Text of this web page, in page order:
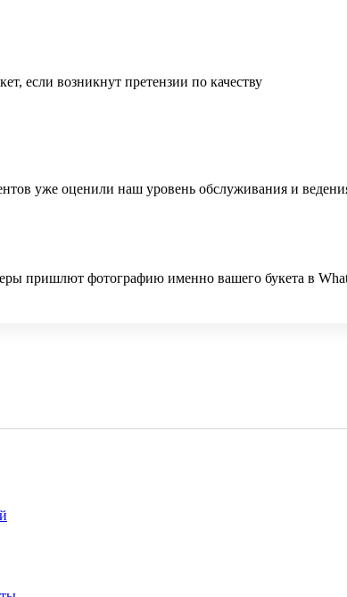
если возникнут претензии по качеству
уже оценили наш уровень обслуживания и
пришлют фотографию именно вашего букета в